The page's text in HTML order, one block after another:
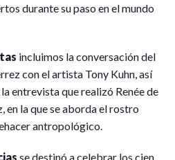
durante su paso en el mundo
incluimos la conversación del
con el artista Tony Kuhn, así
entrevista que realizó Renée de
en la que se aborda el rostro
antropológico.
se destinó a celebrar los cien